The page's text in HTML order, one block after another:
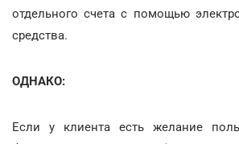
отдельного счета с помощью
средства.
ОДНАКО:
Если у клиента есть желание